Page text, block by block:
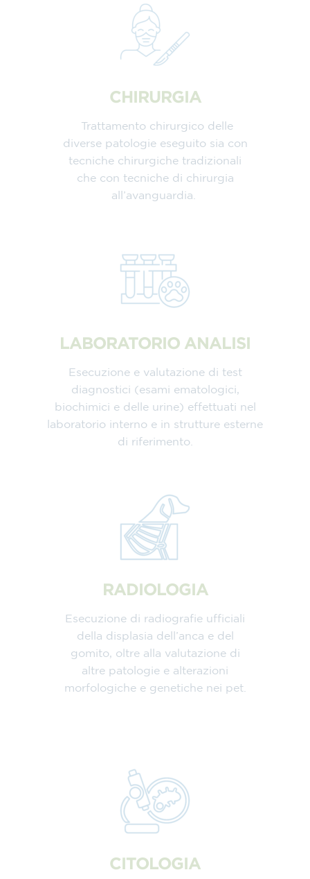
CHIRURGIA
Trattamento chirurgico delle
diverse patologie eseguito sia con
tecniche chirurgiche tradizionali
che con tecniche di chirurgia
all’avanguardia.
LABORATORIO ANALISI
Esecuzione e valutazione di test
diagnostici (esami ematologici,
biochimici e delle urine) effettuati nel
laboratorio interno e in strutture esterne
di riferimento.
RADIOLOGIA
Esecuzione di radiografie ufficiali
della displasia dell’anca e del
gomito, oltre alla valutazione di
altre patologie e alterazioni
morfologiche e genetiche nei pet.
CITOLOGIA